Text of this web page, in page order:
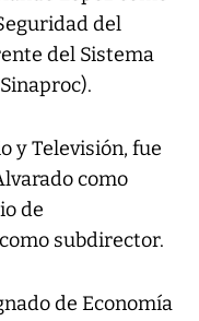
del
del Sistema
y Televisión, fue
como
de
subdirector.
de Economía